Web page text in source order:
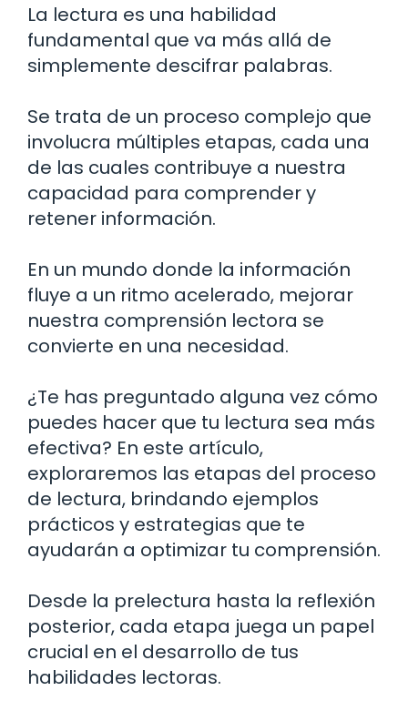
La lectura es una habilidad
fundamental que va más allá de
simplemente descifrar palabras.
Se trata de un proceso complejo que
involucra múltiples etapas, cada una
de las cuales contribuye a nuestra
capacidad para comprender y
retener información.
En un mundo donde la información
fluye a un ritmo acelerado, mejorar
nuestra comprensión lectora se
convierte en una necesidad.
¿Te has preguntado alguna vez cómo
puedes hacer que tu lectura sea más
efectiva? En este artículo,
exploraremos las etapas del proceso
de lectura, brindando ejemplos
prácticos y estrategias que te
ayudarán a optimizar tu comprensión.
Desde la prelectura hasta la reflexión
posterior, cada etapa juega un papel
crucial en el desarrollo de tus
habilidades lectoras.